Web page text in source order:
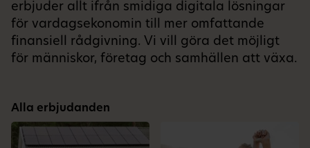
erbjuder allt ifrån smidiga digitala lösningar
för vardagsekonomin till mer omfattande
finansiell rådgivning. Vi vill göra det möjligt
för människor, företag och samhällen att växa.
Alla erbjudanden